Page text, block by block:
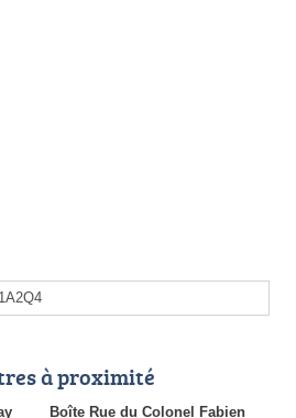
à proximité
Boîte Rue du Colonel Fabien